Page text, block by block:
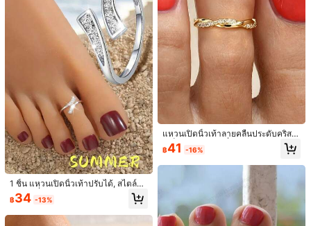
1 ชิ้น ห่วงรัดนิ้วเท้าลายดอกบัวหรูหรา -
ปรับได้, ดีไซน์มินิมอล, เหมาะสำหรับใส่
ในชีวิตประจำวันและเป็นของขวัญ, เหม
าะสำหรับวันวาเลนไทน์และเครื่องประดั
บชายหาดฤดูร้อน, ห่วงรัดนิ้วเท้าลายดอ
กไม้ปรับได้, เครื่องประดับเท้า
฿33 -15% โดยประมาณ
ชุด 3 ชิ้น/เซ็ต แหวนนิ้วเท้าโลหะมินิมอ
ลิสต์ เหมาะสำหรับผู้หญิง เครื่องประดับ
สำหรับการท่องเที่ยวฤดูร้อนและชายหา
#10 ได้รับคะแนนสูงสุด
#10 ได้รับคะแนนสูงสุด ใน แหวนนิ้วเท้าผู้หญิง
ลูกค้ากลับมาซื้อซ้ำ!
1 ชิ้น แหวนเปิดนิ้วเท้าปรับได้, สไตล์หรู
หรา, เครื่องประดับสำหรับวันหยุดฤดูร้อ
นและงานปาร์ตี้
฿34 -13%
แหวนเปิดนิ้วเท้าลายคลื่นประดับคริสตั
ลเต็มวง สไตล์แฟชั่นยุโรปและอเมริกา
1 ชิ้น เครื่องประดับสำหรับผู้หญิงใส่ไปเ
฿41 -16%